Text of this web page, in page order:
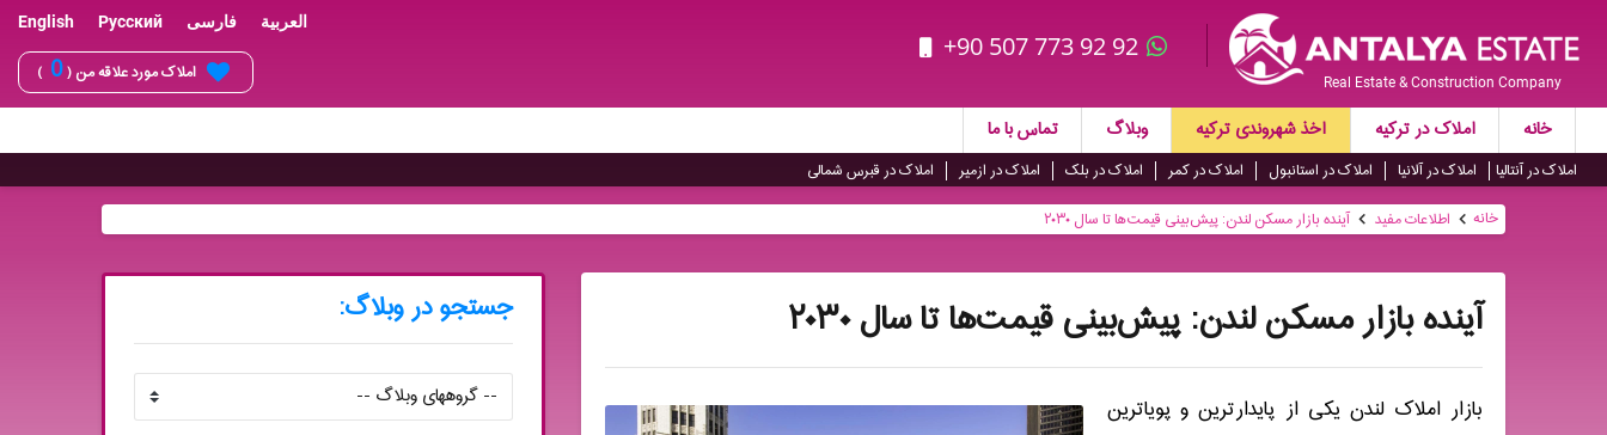
Real Estate & Construction Company
+90 507 773 92 92
English Русский فارسی العربية
املاک مورد علاقه من (0
)
خانه املاک در ترکیه اخذ شهروندی ترکیه وبلاگ تماس با ما
املاک در آنتالیا املاک در آلانیا املاک در استانبول املاک در کمر املاک در بلک املاک در ازمیر
املاک در قبرس شمالی
خانه
اطلاعات مفید آینده بازار مسکن لندن: پیش‌بینی قیمت‌ها تا سال ۲۰۳۰
جستجو در وبلاگ: آینده بازار مسکن لندن: پیش‌بینی قیمت‌ها تا سال ۲۰۳۰
بازار املاک لندن یکی از پایدارترین و پویاترین